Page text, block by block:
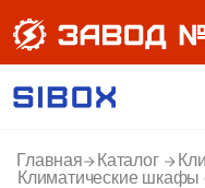
Главная Каталог
Климатические шкафы